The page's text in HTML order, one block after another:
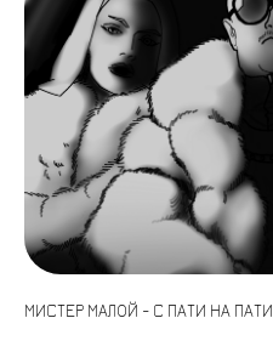
МИСТЕР МАЛОЙ - С ПАТИ НА ПАТИ